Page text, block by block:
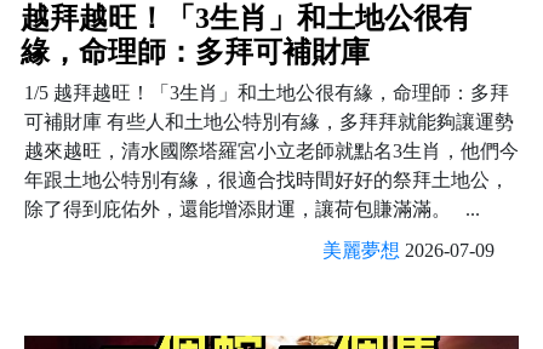
越拜越旺！「3生肖」和土地公很有
緣，命理師：多拜可補財庫
1/5 越拜越旺！「3生肖」和土地公很有緣，命理師：多拜
可補財庫 有些人和土地公特別有緣，多拜拜就能夠讓運勢
越來越旺，清水國際塔羅宮小立老師就點名3生肖，他們今
年跟土地公特別有緣，很適合找時間好好的祭拜土地公，
除了得到庇佑外，還能增添財運，讓荷包賺滿滿。 ...
美麗夢想 2026-07-09